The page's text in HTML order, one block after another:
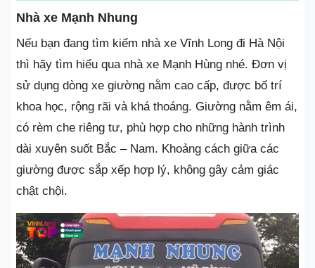
Nhà xe Mạnh Nhung
Nếu bạn đang tìm kiếm nhà xe Vĩnh Long đi Hà Nội
thì hãy tìm hiểu qua nhà xe Mạnh Hùng nhé. Đơn vị
sử dụng dòng xe giường nằm cao cấp, được bố trí
khoa học, rộng rãi và khá thoáng. Giường nằm êm ái,
có rèm che riêng tư, phù hợp cho những hành trình
dài xuyên suốt Bắc – Nam. Khoảng cách giữa các
giường được sắp xếp hợp lý, không gây cảm giác
chật chội.